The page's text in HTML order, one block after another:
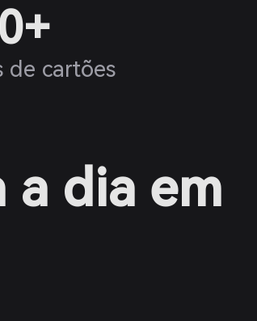
de cartões
a dia em